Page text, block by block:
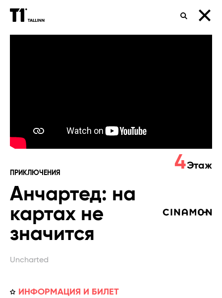
ПОИСК
значится
ПРИКЛЮЧЕНИЯ
Анчартед: на
картах не
значится
Uncharted
ИНФОРМАЦИЯ И БИЛЕТ
4Этаж